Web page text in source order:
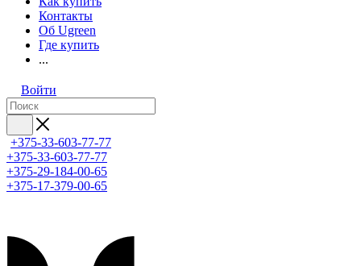
Контакты
Об Ugreen
Где купить
...
Войти
+375-33-603-77-77
+375-33-603-77-77
+375-29-184-00-65
+375-17-379-00-65